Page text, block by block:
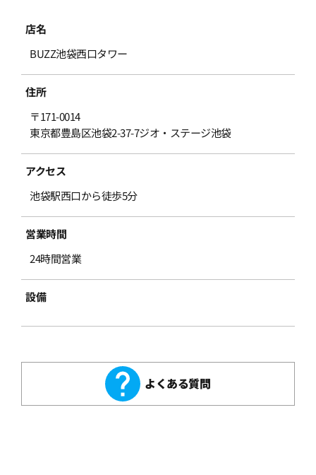
店名
BUZZ池袋西口タワー
住所
〒171-0014
東京都豊島区池袋2-37-7ジオ・ステージ池袋
アクセス
池袋駅西口から徒歩5分
営業時間
24時間営業
設備
よくある質問